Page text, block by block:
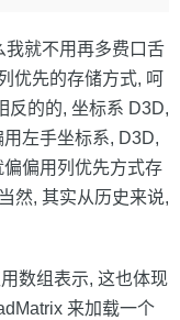
我就不用再多费口舌
优先的存储方式, 呵
反的的, 坐标系 D3D,
用左手坐标系, D3D,
偏偏用列优先方式存
, 其实从历史来说,
数组表示, 这也体现
来加载一个